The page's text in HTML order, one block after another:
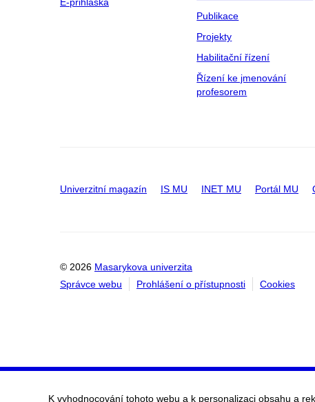
Publikace
Projekty
Habilitační řízení
Řízení ke jmenování
profesorem
Univerzitní magazín IS MU INET MU Portál MU
© 2026 Masarykova univerzita
Správce webu
Prohlášení o přístupnosti Cookies
K vyhodnocování tohoto webu a k personalizaci obsahu a